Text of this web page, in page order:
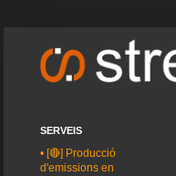
SERVEIS
• [🔴] Producció
d'emissions en